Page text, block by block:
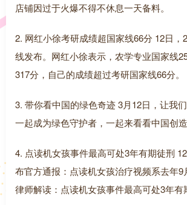
店铺因过于火爆不得不休息一天备料。
2. 网红小徐考研成绩超国家线66分 12日，
线发布。网红小徐表示，农学专业国家线
317分，自己的成绩超过考研国家线66分。
3. 带你看中国的绿色奇迹 3月12日，让我
一起成为绿色守护者，一起来看看中国创造
4. 点读机女孩事件最高可处3年有期徒刑
布官方通报：点读机女孩治疗视频系去年
律师解读：点读机女孩事件最高可处3年有